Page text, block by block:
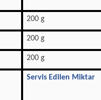
200 g
200 g
200 g
Servis Edilen Miktar